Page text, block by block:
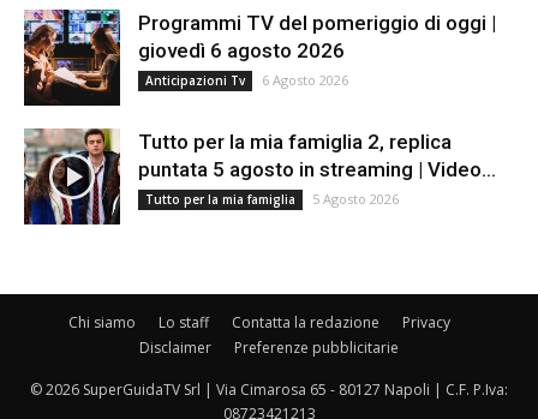
Programmi TV del pomeriggio di oggi |
giovedì 6 agosto 2026
Anticipazioni Tv 6 Agosto 2026
Tutto per la mia famiglia 2, replica
puntata 5 agosto in streaming | Video...
Tutto per la mia famiglia 5 Agosto 2026
Chi siamo Lo staff Contatta la redazione
Privacy
Disclaimer
Preferenze pubblicitarie
© 2026 SuperGuidaTV Srl | Via Cimarosa 65 - 80127 Napoli | C.F. P.Iva:
08723421213